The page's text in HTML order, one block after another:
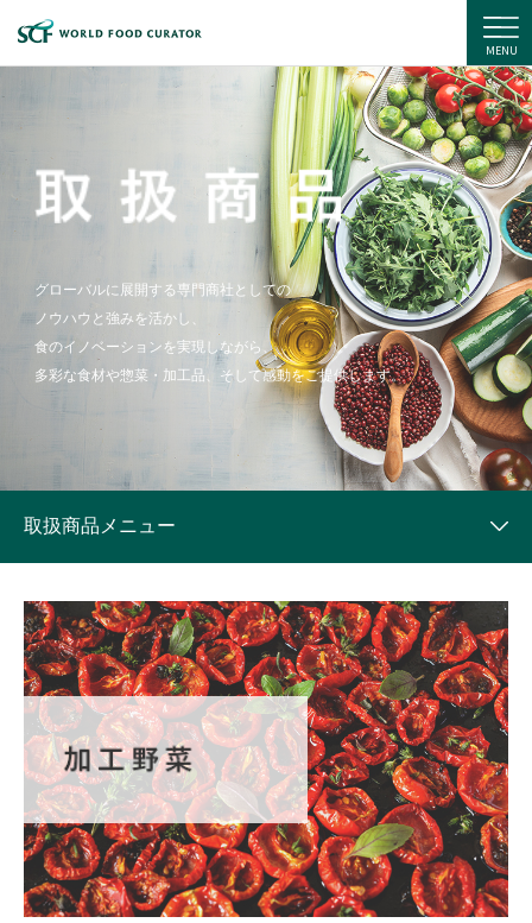
住商フーズ株式会社
MENU
グローバルに展開する専門商社としての
ノウハウと強みを活かし、
食のイノベーションを実現しながら、
多彩な食材や惣菜・加工品、そして感動をご提供します。
取扱商品メニュー